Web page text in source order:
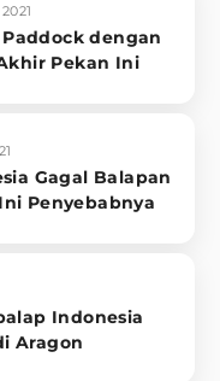
dengan
Pekan Ini
Gagal Balapan
Penyebabnya
Indonesia
Aragon